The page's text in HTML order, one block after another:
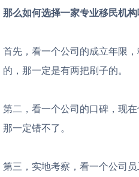
那么如何选择一家专业移民机构
首先，看一个公司的成立年限
的，那一定是有两把刷子的。
第二，看一个公司的口碑，现
那一定错不了。
第三，实地考察，看一个公司